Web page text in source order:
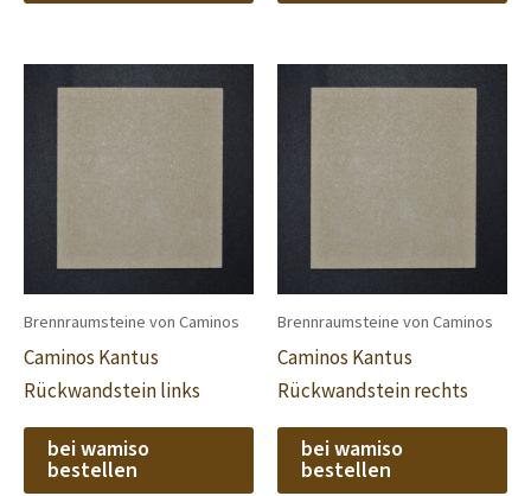
Brennraumsteine von Caminos
Caminos Kantus
Rückwandstein links
bei wamiso
bestellen
Brennraumsteine von Caminos
Caminos Kantus
Rückwandstein rechts
bei wamiso
bestellen